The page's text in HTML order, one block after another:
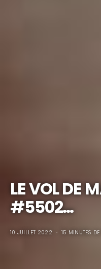
LE VOL DE
#5502…
10 JUILLET 2022 15 MINUTES DE